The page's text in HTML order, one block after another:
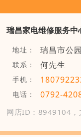
瑞昌家电维修服务中
地址： 瑞昌市公
联系： 何先生
手机：
电话： 0792-
网店ID：8949104